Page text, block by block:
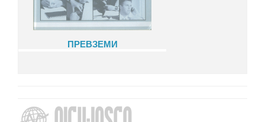
ПРЕВЗЕМИ